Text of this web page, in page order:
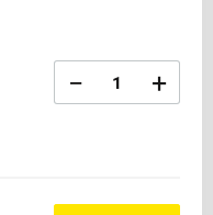
− +